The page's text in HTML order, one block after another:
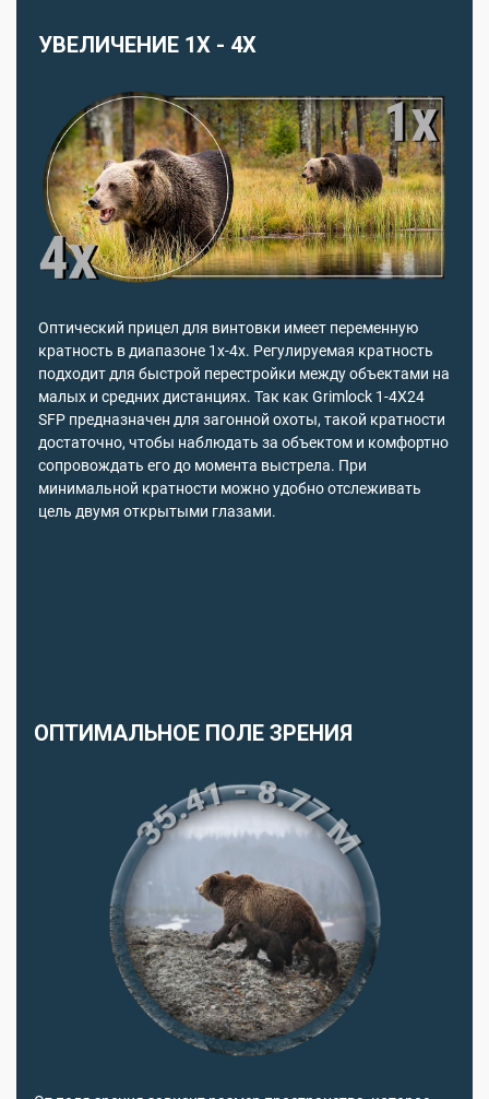
УВЕЛИЧЕНИЕ 1X - 4X
Оптический прицел для винтовки имеет переменную
кратность в диапазоне 1х-4х. Регулируемая кратность
подходит для быстрой перестройки между объектами на
малых и средних дистанциях. Так как Grimlock 1-4X24
SFP предназначен для загонной охоты, такой кратности
достаточно, чтобы наблюдать за объектом и комфортно
сопровождать его до момента выстрела. При
минимальной кратности можно удобно отслеживать
цель двумя открытыми глазами.
ОПТИМАЛЬНОЕ ПОЛЕ ЗРЕНИЯ